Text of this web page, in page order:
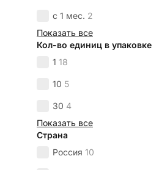
с 1 мес. 2
Показать все
Кол-во единиц в упаковке
1 18
10 5
30 4
Показать все
Страна
Россия 10